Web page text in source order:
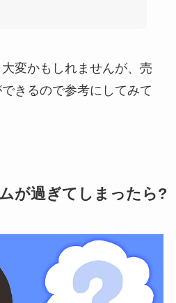
変かもしれませんが、売
きるので参考にしてみて
が過ぎてしまったら?